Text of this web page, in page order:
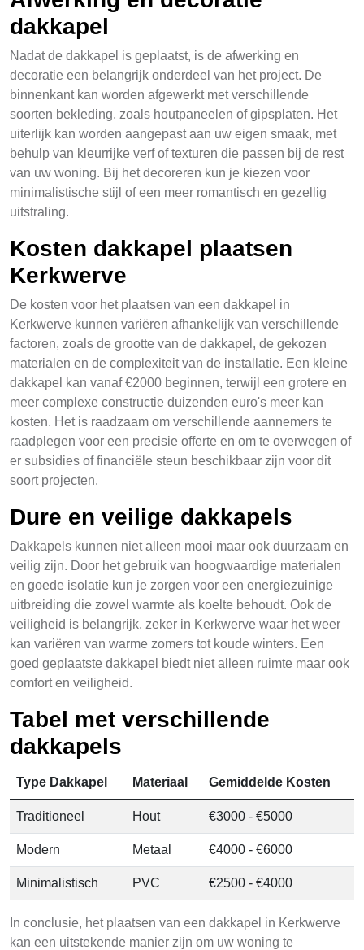
dakkapel
Nadat de dakkapel is geplaatst, is de afwerking en
decoratie een belangrijk onderdeel van het project. De
binnenkant kan worden afgewerkt met verschillende
soorten bekleding, zoals houtpaneelen of gipsplaten. Het
uiterlijk kan worden aangepast aan uw eigen smaak, met
behulp van kleurrijke verf of texturen die passen bij de rest
van uw woning. Bij het decoreren kun je kiezen voor
minimalistische stijl of een meer romantisch en gezellig
uitstraling.
Kosten dakkapel plaatsen
Kerkwerve
De kosten voor het plaatsen van een dakkapel in
Kerkwerve kunnen variëren afhankelijk van verschillende
factoren, zoals de grootte van de dakkapel, de gekozen
materialen en de complexiteit van de installatie. Een kleine
dakkapel kan vanaf €2000 beginnen, terwijl een grotere en
meer complexe constructie duizenden euro's meer kan
kosten. Het is raadzaam om verschillende aannemers te
raadplegen voor een precisie offerte en om te overwegen of
er subsidies of financiële steun beschikbaar zijn voor dit
soort projecten.
Dure en veilige dakkapels
Dakkapels kunnen niet alleen mooi maar ook duurzaam en
veilig zijn. Door het gebruik van hoogwaardige materialen
en goede isolatie kun je zorgen voor een energiezuinige
uitbreiding die zowel warmte als koelte behoudt. Ook de
veiligheid is belangrijk, zeker in Kerkwerve waar het weer
kan variëren van warme zomers tot koude winters. Een
goed geplaatste dakkapel biedt niet alleen ruimte maar ook
comfort en veiligheid.
Tabel met verschillende
dakkapels
Type Dakkapel Materiaal Gemiddelde Kosten
Traditioneel Hout €3000 - €5000
Modern Metaal €4000 - €6000
Minimalistisch PVC €2500 - €4000
In conclusie, het plaatsen van een dakkapel in Kerkwerve
kan een uitstekende manier zijn om uw woning te